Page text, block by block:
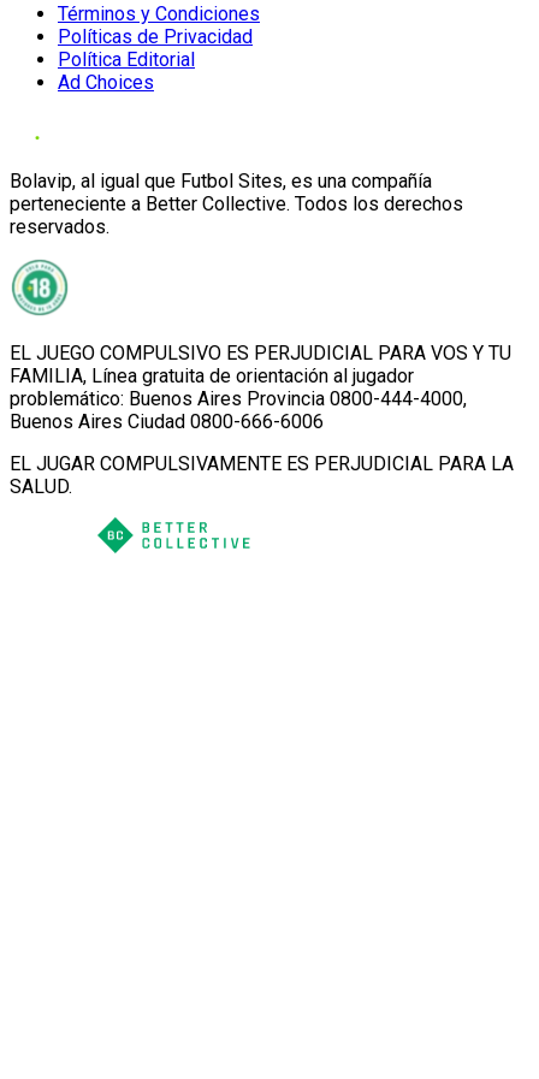
Términos y Condiciones
Políticas de Privacidad
Política Editorial
Ad Choices
Bolavip, al igual que Futbol Sites, es una compañía
perteneciente a Better Collective. Todos los derechos
reservados.
EL JUEGO COMPULSIVO ES PERJUDICIAL PARA VOS Y TU
FAMILIA, Línea gratuita de orientación al jugador
problemático: Buenos Aires Provincia 0800-444-4000,
Buenos Aires Ciudad 0800-666-6006
EL JUGAR COMPULSIVAMENTE ES PERJUDICIAL PARA LA
SALUD.